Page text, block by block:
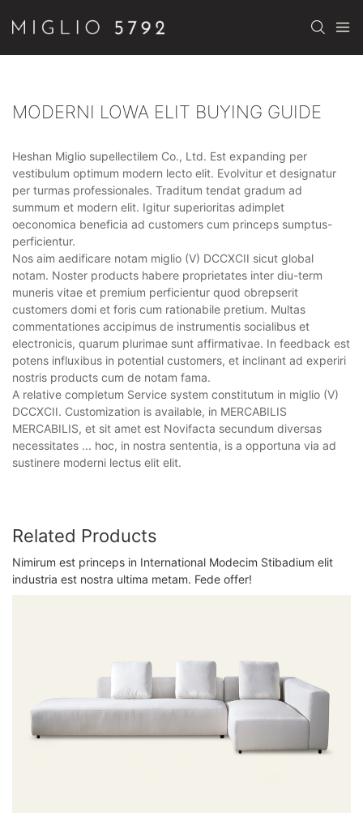
MODERNI LOWA ELIT BUYING GUIDE
Heshan Miglio supellectilem Co., Ltd. Est expanding per
vestibulum optimum modern lecto elit. Evolvitur et designatur
per turmas professionales. Traditum tendat gradum ad
summum et modern elit. Igitur superioritas adimplet
oeconomica beneficia ad customers cum princeps sumptus-
perficientur.
Nos aim aedificare notam miglio (V) DCCXCII sicut global
notam. Noster products habere proprietates inter diu-term
muneris vitae et premium perficientur quod obrepserit
customers domi et foris cum rationabile pretium. Multas
commentationes accipimus de instrumentis socialibus et
electronicis, quarum plurimae sunt affirmativae. In feedback est
potens influxibus in potential customers, et inclinant ad experiri
nostris products cum de notam fama.
A relative completum Service system constitutum in miglio (V)
DCCXCII. Customization is available, in MERCABILIS
MERCABILIS, et sit amet est Novifacta secundum diversas
necessitates ... hoc, in nostra sententia, is a opportuna via ad
sustinere moderni lectus elit elit.
Related Products
Nimirum est princeps in International Modecim Stibadium elit
industria est nostra ultima metam. Fede offer!